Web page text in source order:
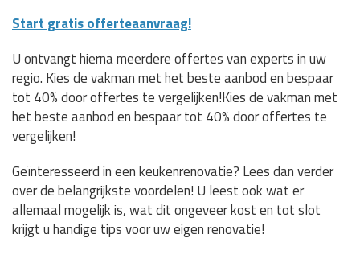
Start gratis offerteaanvraag!
U ontvangt hierna meerdere offertes van experts in uw
regio. Kies de vakman met het beste aanbod en bespaar
tot 40% door offertes te vergelijken!Kies de vakman met
het beste aanbod en bespaar tot 40% door offertes te
vergelijken!
Geïnteresseerd in een keukenrenovatie? Lees dan verder
over de belangrijkste voordelen! U leest ook wat er
allemaal mogelijk is, wat dit ongeveer kost en tot slot
krijgt u handige tips voor uw eigen renovatie!